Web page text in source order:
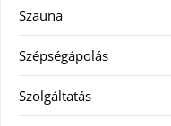
Szauna
Szépségápolás
Szolgáltatás